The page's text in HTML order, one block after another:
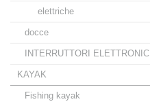
elettriche
docce
INTERRUTTORI ELETTRONICI
KAYAK
Fishing kayak